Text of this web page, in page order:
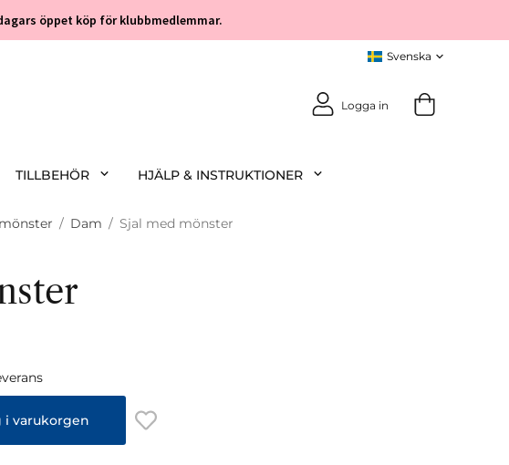
öppet köp för klubbmedlemmar.
Logga in
TILLBEHÖR HJÄLP & INSTRUKTIONER
/ Dam / Sjal med mönster
i varukorgen